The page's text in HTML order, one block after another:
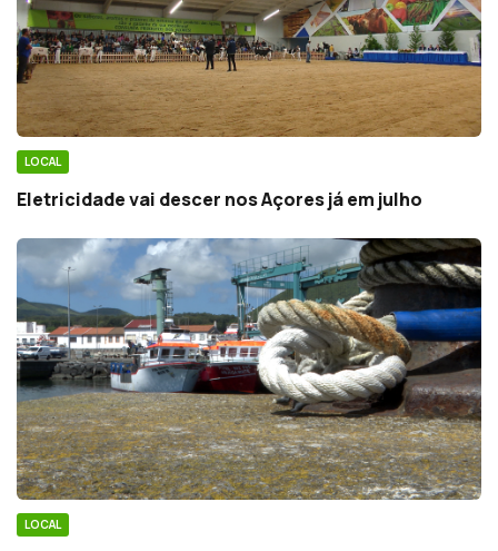
LOCAL
Eletricidade vai descer nos Açores já em julho
LOCAL